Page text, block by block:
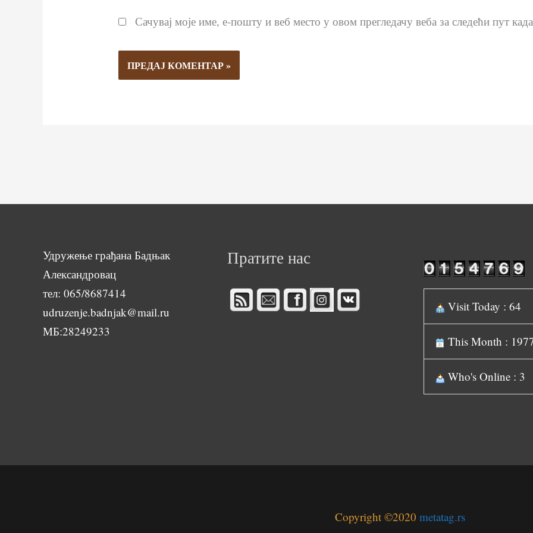
Сачувај моје име, е-пошту и веб место у овом прегледачу веба за следећи пут
Удружење грађана Бадњак
Александровац
тел: 065/8687414
udruzenje.badnjak@mail.ru
МБ:28249233
Пратите нас
Visit Today : 64
This Month :
Who's Online : 3
Copyright ©2020 metatag.rs